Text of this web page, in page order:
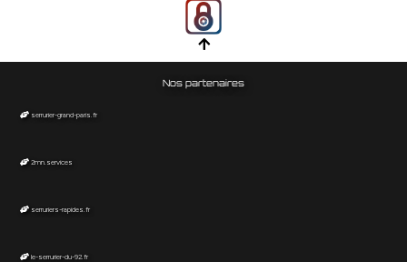
Nos partenaires
serrurier-grand-paris.fr
2mn.services
serruriers-rapides.fr
le-serrurier-du-92.fr